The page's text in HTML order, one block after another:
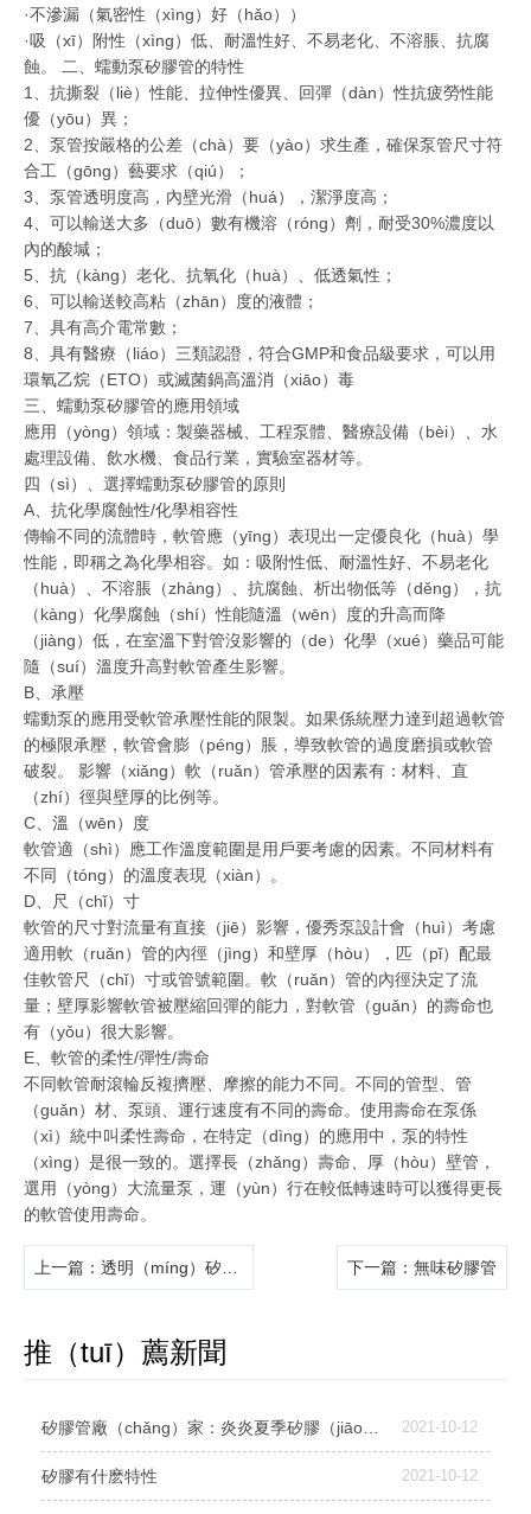
·不滲漏（氣密性（xìng）好（hǎo））
·吸（xī）附性（xìng）低、耐溫性好、不易老化、不溶脹、抗腐
蝕。 二、蠕動泵矽膠管的特性
1、抗撕裂（liè）性能、拉伸性優異、回彈（dàn）性抗疲勞性能
優（yōu）異；
2、泵管按嚴格的公差（chà）要（yào）求生產，確保泵管尺寸符
合工（gōng）藝要求（qiú）；
3、泵管透明度高，內壁光滑（huá），潔淨度高；
4、可以輸送大多（duō）數有機溶（róng）劑，耐受30%濃度以
內的酸堿；
5、抗（kàng）老化、抗氧化（huà）、低透氣性；
6、可以輸送較高粘（zhān）度的液體；
7、具有高介電常數；
8、具有醫療（liáo）三類認證，符合GMP和食品級要求，可以用
環氧乙烷（ETO）或滅菌鍋高溫消（xiāo）毒
三、蠕動泵矽膠管的應用領域
應用（yòng）領域：製藥器械、工程泵體、醫療設備（bèi）、水
處理設備、飲水機、食品行業，實驗室器材等。
四（sì）、選擇蠕動泵矽膠管的原則
A、抗化學腐蝕性/化學相容性
傳輸不同的流體時，軟管應（yīng）表現出一定優良化（huà）學
性能，即稱之為化學相容。如：吸附性低、耐溫性好、不易老化
（huà）、不溶脹（zhàng）、抗腐蝕、析出物低等（děng），抗
（kàng）化學腐蝕（shí）性能隨溫（wēn）度的升高而降
（jiàng）低，在室溫下對管沒影響的（de）化學（xué）藥品可能
隨（suí）溫度升高對軟管產生影響。
B、承壓
蠕動泵的應用受軟管承壓性能的限製。如果係統壓力達到超過軟管
的極限承壓，軟管會膨（péng）脹，導致軟管的過度磨損或軟管
破裂。 影響（xiǎng）軟（ruǎn）管承壓的因素有：材料、直
（zhí）徑與壁厚的比例等。
C、溫（wēn）度
軟管適（shì）應工作溫度範圍是用戶要考慮的因素。不同材料有
不同（tóng）的溫度表現（xiàn）。
D、尺（chǐ）寸
軟管的尺寸對流量有直接（jiē）影響，優秀泵設計會（huì）考慮
適用軟（ruǎn）管的內徑（jìng）和壁厚（hòu），匹（pǐ）配最
佳軟管尺（chǐ）寸或管號範圍。軟（ruǎn）管的內徑決定了流
量；壁厚影響軟管被壓縮回彈的能力，對軟管（guǎn）的壽命也
有（yǒu）很大影響。
E、軟管的柔性/彈性/壽命
不同軟管耐滾輪反複擠壓、摩擦的能力不同。不同的管型、管
（guǎn）材、泵頭、運行速度有不同的壽命。使用壽命在泵係
（xì）統中叫柔性壽命，在特定（dìng）的應用中，泵的特性
（xìng）是很一致的。選擇長（zhǎng）壽命、厚（hòu）壁管，
選用（yòng）大流量泵，運（yùn）行在較低轉速時可以獲得更長
的軟管使用壽命。
上一篇 ：透明（míng）矽膠管 下一篇 ：無味矽膠管
推（tuī）薦新聞
2021-10-12
矽膠有什麽特性 2021-10-12